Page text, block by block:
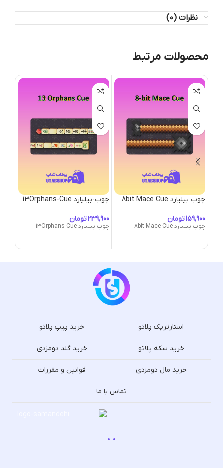
نظرات (0)
محصولات مرتبط
چوب بیلیارد 8bit Mace Cue
تومان
چوب بیلیارد 8bit Mace Cue
چوب-بیلیارد 13Orphans-Cue
تومان
چوب-بیلیارد 13Orphans-Cue
استارترپک پلاتو خرید پیپ پلاتو
خرید سکه پلاتو خرید گلد دومزدی
خرید مال دومزدی قوانین و مقررات
تماس با ما